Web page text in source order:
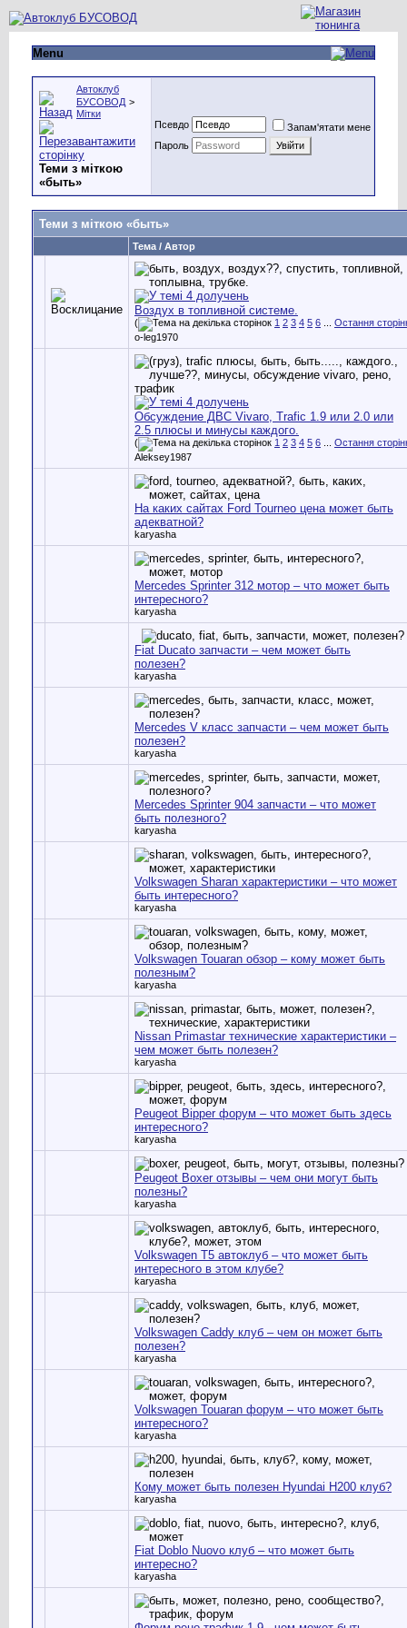
Menu
Автоклуб
БУСОВОД >
Мітки
Теми з міткою
«быть»
Псевдо
Запам'ятати мене
Пароль
Теми з міткою «быть»
Тема / Автор
Воздух в топливной системе.
( 1 2 3 4 5 6
Остання
o-leg1970
Обсуждение ДВС Vivaro, Trafic 1.9 или 2.0 или
2.5 плюсы и минусы каждого.
( 1 2 3 4 5 6
Остання
Aleksey1987
На каких сайтах Ford Tourneo цена может быть
адекватной?
karyasha
Mercedes Sprinter 312 мотор – что может быть
интересного?
karyasha
Fiat Ducato запчасти – чем может быть
полезен?
karyasha
Mercedes V класс запчасти – чем может быть
полезен?
karyasha
Mercedes Sprinter 904 запчасти – что может
быть полезного?
karyasha
Volkswagen Sharan характеристики – что может
быть интересного?
karyasha
Volkswagen Touaran обзор – кому может быть
полезным?
karyasha
Nissan Primastar технические характеристики –
чем может быть полезен?
karyasha
Peugeot Bipper форум – что может быть здесь
интересного?
karyasha
Peugeot Boxer отзывы – чем они могут быть
полезны?
karyasha
Volkswagen T5 автоклуб – что может быть
интересного в этом клубе?
karyasha
Volkswagen Caddy клуб – чем он может быть
полезен?
karyasha
Volkswagen Touaran форум – что может быть
интересного?
karyasha
Кому может быть полезен Hyundai H200 клуб?
karyasha
Fiat Doblo Nuovo клуб – что может быть
интересно?
karyasha